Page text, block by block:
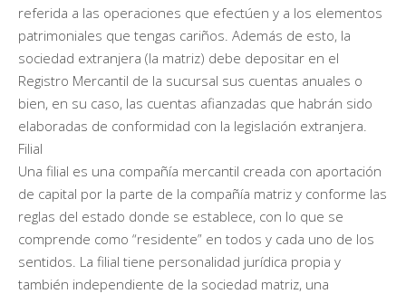
referida a las operaciones que efectúen y a los elementos
patrimoniales que tengas cariños. Además de esto, la
sociedad extranjera (la matriz) debe depositar en el
Registro Mercantil de la sucursal sus cuentas anuales o
bien, en su caso, las cuentas afianzadas que habrán sido
elaboradas de conformidad con la legislación extranjera.
Filial
Una filial es una compañía mercantil creada con aportación
de capital por la parte de la compañía matriz y conforme las
reglas del estado donde se establece, con lo que se
comprende como “residente” en todos y cada uno de los
sentidos. La filial tiene personalidad jurídica propia y
también independiente de la sociedad matriz, una